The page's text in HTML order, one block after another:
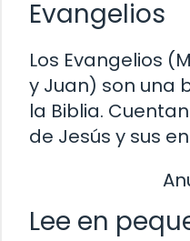
Evangelios
Los Evangelios
y Juan) son una
la Biblia.
de Jesús y sus
Lee en